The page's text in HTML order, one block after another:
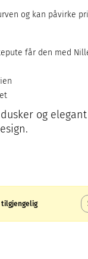
og kan påvirke
får den med
og